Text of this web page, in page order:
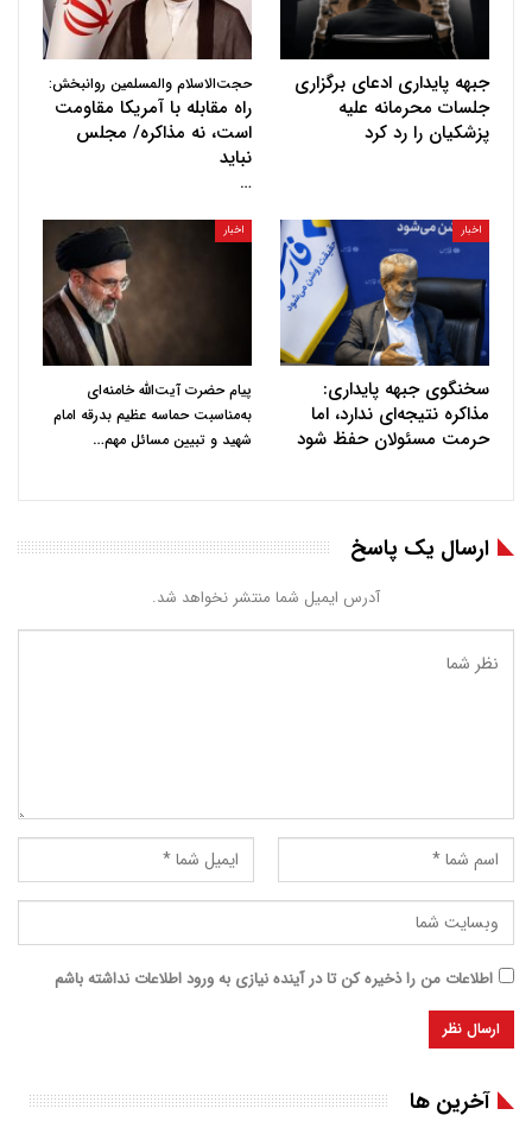
جبهه پایداری ادعای برگزاری
جلسات محرمانه علیه
پزشکیان را رد کرد
حجت‌الاسلام والمسلمین روانبخش:
راه مقابله با آمریکا مقاومت
است، نه مذاکره/ مجلس
نباید
…
اخبار
سخنگوی جبهه پایداری:
مذاکره نتیجه‌ای ندارد، اما
حرمت مسئولان حفظ شود
اخبار
پیام حضرت آیت‌الله خامنه‌ای
به‌مناسبت حماسه عظیم بدرقه امام
شهید و تبیین مسائل مهم…
ارسال یک پاسخ
آدرس ایمیل شما منتشر نخواهد شد.
اطلاعات من را ذخیره کن تا در آینده نیازی به ورود اطلاعات نداشته باشم
آخرین ها